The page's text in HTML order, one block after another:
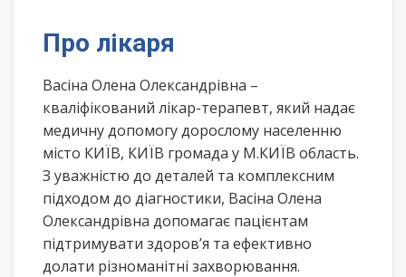
Про лікаря
Васіна Олена Олександрівна –
кваліфікований лікар-терапевт, який надає
медичну допомогу дорослому населенню
місто КИЇВ, КИЇВ громада у М.КИЇВ область.
З уважністю до деталей та комплексним
підходом до діагностики, Васіна Олена
Олександрівна допомагає пацієнтам
підтримувати здоров’я та ефективно
долати різноманітні захворювання.